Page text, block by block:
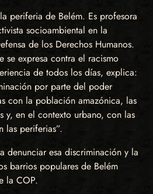
periferia de Belém. Es profesora
socioambiental en la
de los Derechos Humanos.
se expresa contra el racismo
de todos los días, explica:
por parte del poder
con la población amazónica, las
y, en el contexto urbano, con las
las periferias”.
denunciar esa discriminación y la
barrios populares de Belém
la COP.